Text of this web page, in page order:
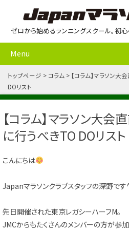
ゼロから始めるランニングスクール。初
Menu
トップページ コラム
【コラム】マラソン
DOリスト
【コラム】マラソン大
に行うべきTO DOリスト
こんにちは
Japanマラソンクラブスタッフの深野で
先日開催された東京レガシーハーフM。
JMCからもたくさんのメンバーの方が参加